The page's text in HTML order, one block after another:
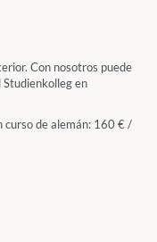
Con nosotros puede
en
curso de alemán: 160 € /